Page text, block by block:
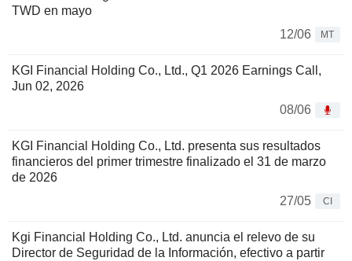
TWD en mayo
12/06
MT
KGI Financial Holding Co., Ltd., Q1 2026 Earnings Call,
Jun 02, 2026
08/06
KGI Financial Holding Co., Ltd. presenta sus resultados
financieros del primer trimestre finalizado el 31 de marzo
de 2026
27/05
CI
Kgi Financial Holding Co., Ltd. anuncia el relevo de su
Director de Seguridad de la Información, efectivo a partir